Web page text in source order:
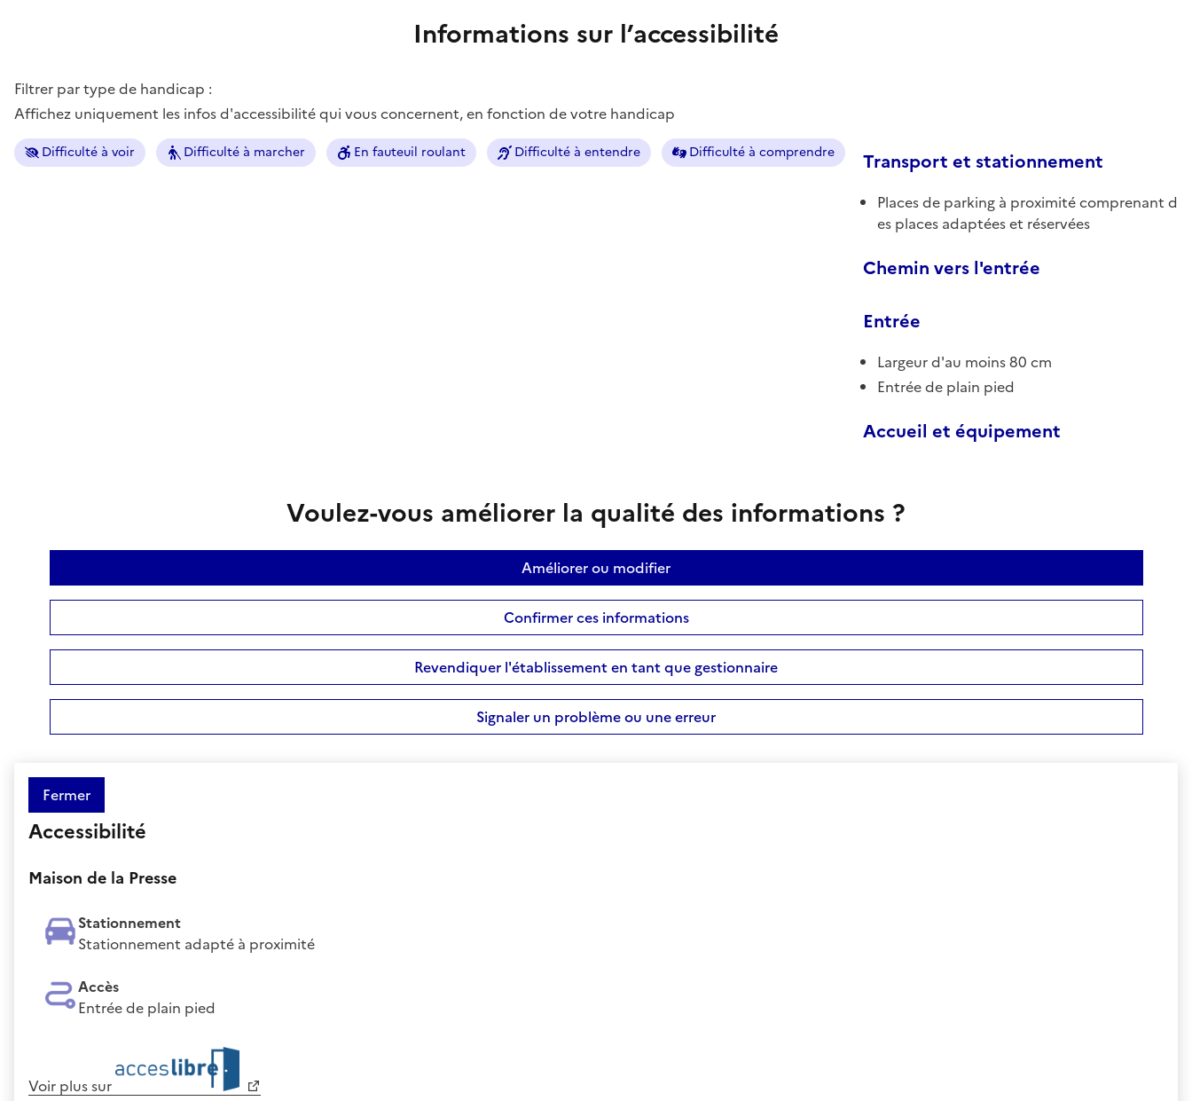
Informations sur l’accessibilité
Filtrer par type de handicap :
Affichez uniquement les infos d'accessibilité qui vous concernent, en fonction de votre handicap
Difficulté à voir Difficulté à marcher En fauteuil roulant Difficulté à entendre Difficulté à comprendre Transport et stationnement
Places de parking à proximité comprenant d
es places adaptées et réservées
Chemin vers l'entrée
Entrée
Largeur d'au moins 80 cm
Entrée de plain pied
Accueil et équipement
Voulez-vous améliorer la qualité des informations ?
Améliorer ou modifier
Confirmer ces informations
Revendiquer l'établissement en tant que gestionnaire
Signaler un problème ou une erreur
Fermer
Accessibilité
Maison de la Presse
Stationnement
Stationnement adapté à proximité
Accès
Entrée de plain pied
Voir plus sur